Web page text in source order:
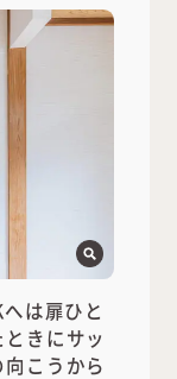
は扉ひと
きにサッ
こうから